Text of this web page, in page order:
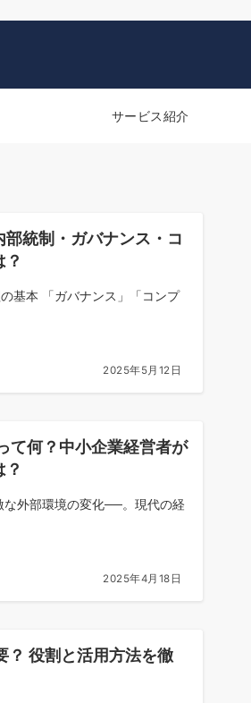
サービス紹介
統制・ガバナンス・コ
基本 「ガバナンス」「コンプ
2025年5月12日
て何？中小企業経営者が
外部環境の変化──。現代の経
2025年4月18日
？ 役割と活用方法を徹